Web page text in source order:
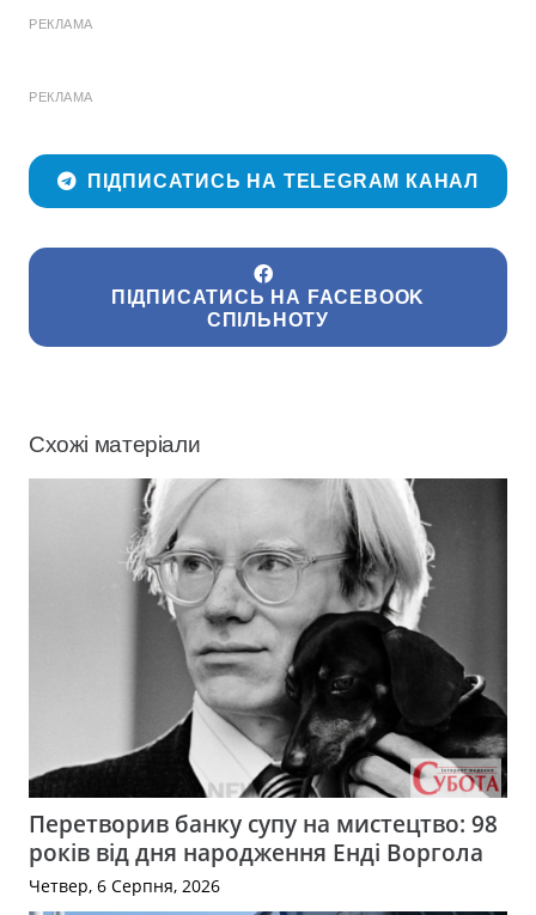
РЕКЛАМА
РЕКЛАМА
ПІДПИСАТИСЬ НА TELEGRAM КАНАЛ
ПІДПИСАТИСЬ НА FACEBOOK
СПІЛЬНОТУ
Схожі матеріали
Перетворив банку супу на мистецтво: 98
років від дня народження Енді Воргола
Четвер, 6 Серпня, 2026